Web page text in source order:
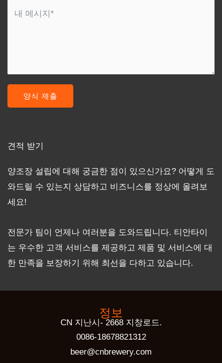
양식 제출
견적 받기
양조장 설립에 대해 궁금한 점이 있으신가요? 어떻게 도
와드릴 수 있는지 상담하고 비즈니스를 정상에 올려보
세요!
전문가 팀이 언제나 여러분을 도와드립니다. 티안타이
는 우수한 고객 서비스를 제공하고 제품 및 서비스에 대
한 만족을 보장하기 위해 최선을 다하고 있습니다.
정보
CN 지난시- 2668 지창로드.
0086-18678821312
beer@cnbrewery.com